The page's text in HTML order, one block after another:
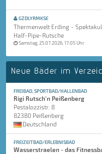
GZDLYRMKSE
Thermenwelt Erding -
Half-Pipe-Rutsche
Samstag, 25.07.2026, 17:05 Uhr
Neue Bäder im
FREIBAD, SPORTBAD/HALLENBAD
Rigi Rutsch'n Peißenberg
Pestalozzistr. 8
82380 Peißenberg
Deutschland
FREIZEITBAD/ERLEBNISBAD
Wasserstraelen - das